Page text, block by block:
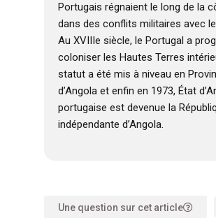
Portugais régnaient le long de la
dans des conflits militaires avec
Au XVIIIe siècle, le Portugal a
coloniser les Hautes Terres
statut a été mis à niveau en
d’Angola et enfin en 1973, État
portugaise est devenue la
indépendante d’Angola.
Une question sur cet article